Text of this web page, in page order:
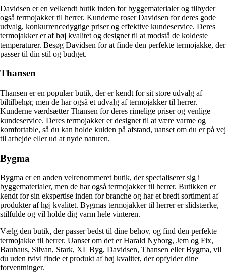
Davidsen er en velkendt butik inden for byggematerialer og tilbyder
også termojakker til herrer. Kunderne roser Davidsen for deres gode
udvalg, konkurrencedygtige priser og effektive kundeservice. Deres
termojakker er af høj kvalitet og designet til at modstå de koldeste
temperaturer. Besøg Davidsen for at finde den perfekte termojakke, der
passer til din stil og budget.
Thansen
Thansen er en populær butik, der er kendt for sit store udvalg af
biltilbehør, men de har også et udvalg af termojakker til herrer.
Kunderne værdsætter Thansen for deres rimelige priser og venlige
kundeservice. Deres termojakker er designet til at være varme og
komfortable, så du kan holde kulden på afstand, uanset om du er på vej
til arbejde eller ud at nyde naturen.
Bygma
Bygma er en anden velrenommeret butik, der specialiserer sig i
byggematerialer, men de har også termojakker til herrer. Butikken er
kendt for sin ekspertise inden for branche og har et bredt sortiment af
produkter af høj kvalitet. Bygmas termojakker til herrer er slidstærke,
stilfulde og vil holde dig varm hele vinteren.
Vælg den butik, der passer bedst til dine behov, og find den perfekte
termojakke til herrer. Uanset om det er Harald Nyborg, Jem og Fix,
Bauhaus, Silvan, Stark, XL Byg, Davidsen, Thansen eller Bygma, vil
du uden tvivl finde et produkt af høj kvalitet, der opfylder dine
forventninger.